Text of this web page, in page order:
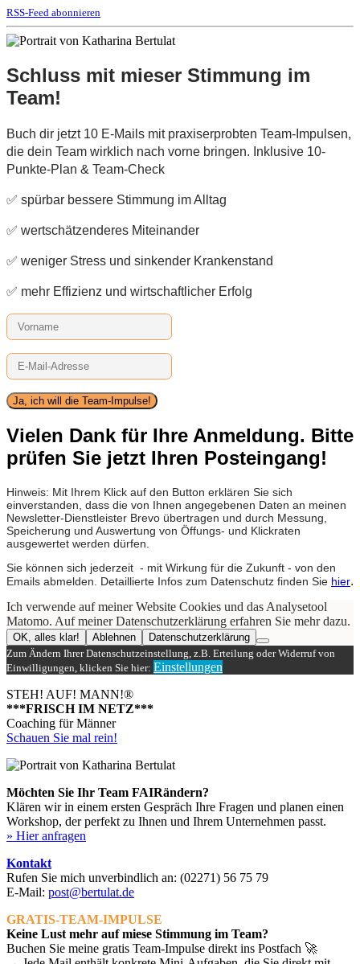
RSS-Feed abonnieren
Schluss mit mieser Stimmung im
Team!
Buch dir jetzt 10 E-Mails mit praxiserprobten Team-Impulsen,
die dein Team wirklich nach vorne bringen. Inklusive 10-
Punkte-Plan & Team-Check
✅ spürbar bessere Stimmung im Alltag
✅ wertschätzenderes Miteinander
✅ weniger Stress und sinkender Krankenstand
✅ mehr Effizienz und wirtschaftlicher Erfolg
Ja, ich will die Team-Impulse!
Vielen Dank für Ihre Anmeldung. Bitte
prüfen Sie jetzt Ihren Posteingang!
Hinweis: Mit Ihrem Klick auf den Button erklären Sie sich
einverstanden, dass die von Ihnen angegebenen Daten an meinen
Newsletter-Dienstleister Brevo übertragen und durch Messung,
Speicherung und Auswertung von Öffungs- und Klickraten
ausgewertet werden dürfen.
Sie können sich jederzeit - mit Wirkung für die Zukunft - von den
Emails abmelden. Detaillierte Infos zum Datenschutz finden Sie hier.
Ich verwende auf meiner Website Cookies und das Analysetool
Matomo. Auf meiner Datenschutzerklärung erfahren Sie mehr dazu.
OK, alles klar! Ablehnen
Datenschutzerklärung
Zum Ändern Ihrer Datenschutzeinstellung, z.B. Erteilung oder Widerruf von
Einwilligungen, klicken Sie hier: Einstellungen
STEH! AUF! MANN!®
***FRISCH IM NETZ***
Coaching für Männer
Schauen Sie mal rein!
Möchten Sie Ihr Team FAIRändern?
Klären wir in einem ersten Gespräch Ihre Fragen und planen einen
Workshop, der perfekt zu Ihnen und Ihrem Unternehmen passt.
» Hier anfragen
Kontakt
Rufen Sie mich unverbindlich an: (02271) 56 75 79
E-Mail: post@bertulat.de
GRATIS-TEAM-IMPULSE
Keine Lust mehr auf miese Stimmung im Team?
Buchen Sie meine gratis Team-Impulse direkt ins Postfach 🚀